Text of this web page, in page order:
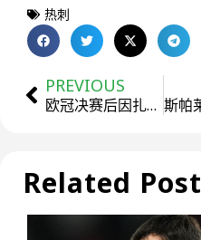
热刺
PREVIOUS
欧冠决赛后因扎吉离开国米，年薪2600万欧签约沙地豪门
Related Post